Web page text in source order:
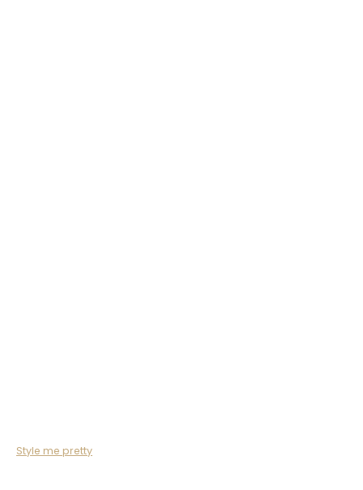
Style me pretty